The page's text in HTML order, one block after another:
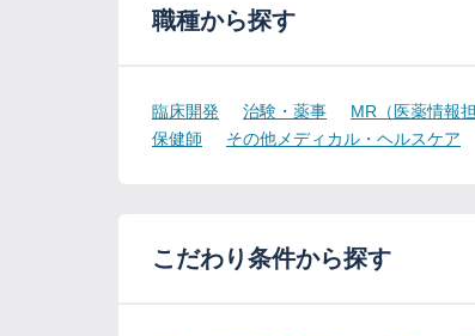
職種から探す
臨床開発 治験・薬事 MR（医薬情報担
保健師
その他メディカル・ヘルスケア
こだわり条件から探す